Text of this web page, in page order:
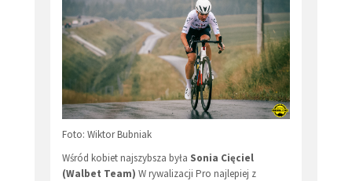
Foto: Wiktor Bubniak
Wśród kobiet najszybsza była Sonia Cięciel
(Walbet Team) W rywalizacji Pro najlepiej z